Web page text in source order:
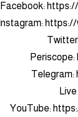
Facebook:
Instagram:
YouTube: